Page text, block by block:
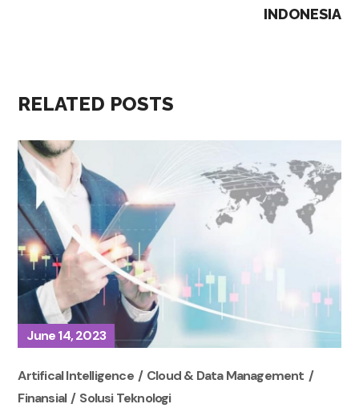
INDONESIA
RELATED POSTS
June 14, 2023
Artifical Intelligence
Cloud & Data Management
Finansial
Solusi Teknologi